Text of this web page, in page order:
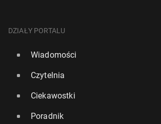
DZIAŁY PORTALU
Wiadomości
Czytelnia
Ciekawostki
Poradnik